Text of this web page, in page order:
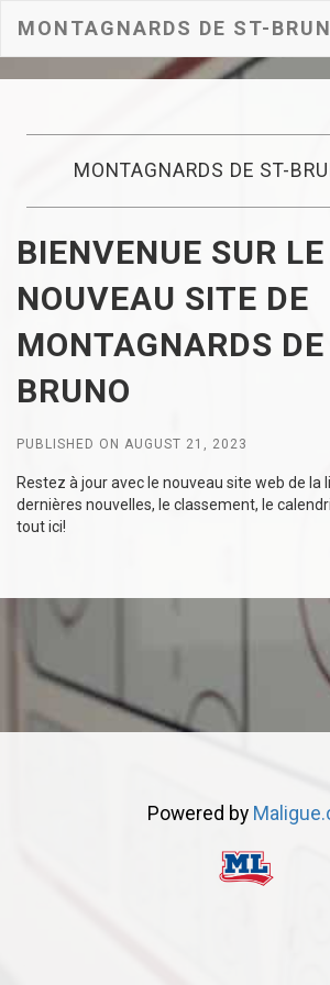
MONTAGNARDS DE ST-
MONTAGNARDS DE ST-
BIENVENUE SUR LE
NOUVEAU SITE DE
MONTAGNARDS
BRUNO
PUBLISHED ON AUGUST 21, 2023
Restez à jour avec le nouveau site web de la
dernières nouvelles, le classement, le
tout ici!
Powered by